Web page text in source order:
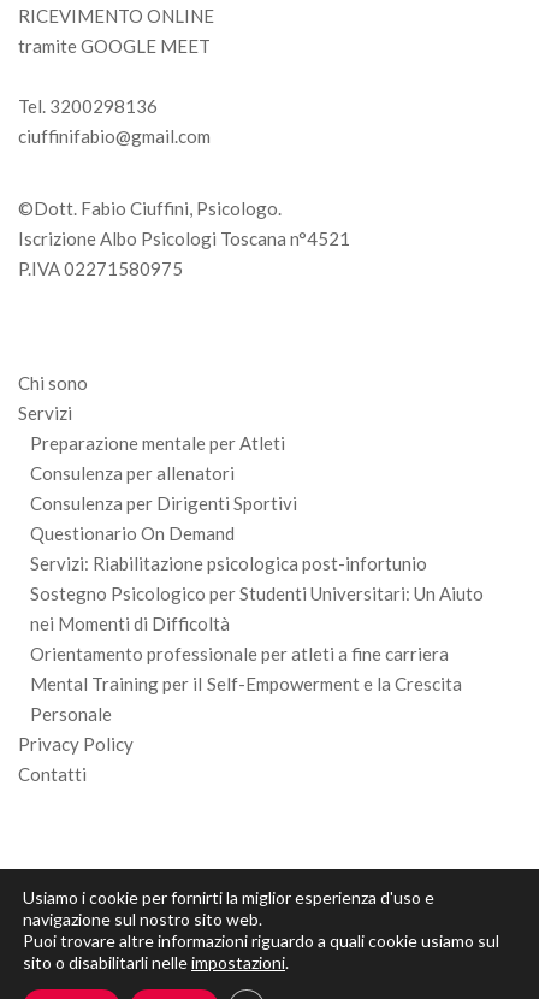
RICEVIMENTO ONLINE
tramite GOOGLE MEET
Tel. 3200298136
ciuffinifabio@gmail.com
©Dott. Fabio Ciuffini, Psicologo.
Iscrizione Albo Psicologi Toscana n°4521
P.IVA 02271580975
Chi sono
Servizi
Preparazione mentale per Atleti
Consulenza per allenatori
Consulenza per Dirigenti Sportivi
Questionario On Demand
Servizi: Riabilitazione psicologica post-infortunio
Sostegno Psicologico per Studenti Universitari: Un Aiuto
nei Momenti di Difficoltà
Orientamento professionale per atleti a fine carriera
Mental Training per iI Self-Empowerment e la Crescita
Personale
Privacy Policy
Contatti
Usiamo i cookie per fornirti la miglior esperienza d'uso e
navigazione sul nostro sito web.
Puoi trovare altre informazioni riguardo a quali cookie usiamo sul
sito o disabilitarli nelleimpostazioni.